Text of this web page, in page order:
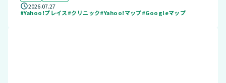
2026.07.27
#Yahoo!プレイス#クリニック#Yahoo!マップ#Googleマップ